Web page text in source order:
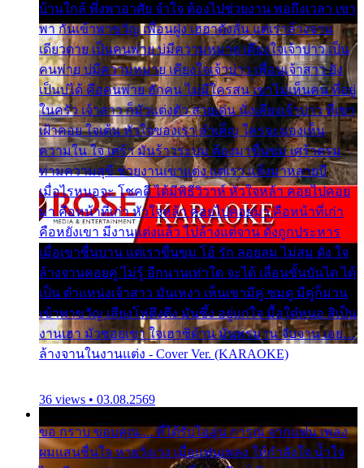
บ้านใกล้ พึ่งพาอาศัย จำใจ ต้องไปช่วยงาน พอถึงเวลา เขา
พา กันเข้าพาขวัญ เพื่อนฝูง เฮฮาดังลั่น แต่เราล้างจาน
เดียวดาย เป็นคนพ่าย บ่มีความหมาย เคียงใจเจ้าบ่าว เป็น
คนพ่าย บ่มีความหมาย เคียงใจเจ้าบ่าว เพื่อนเจ้าสาว ยัง
เป็นบ่ได้ คือคนพ่าย ฮักคน ไม่มีใครสน เขาไม่เห็นคน ที่อยู่
ในครัว เจ้าสาว ก็มัวแต่งตัว สวยเด่น นั่งเคียงเจ้าบ่าว ที่เขา
เฝ้าคอย ใจเต้น หัวใจของเรา ลำเค็ญ ใครจะมองเห็น
ความใน ใจ เศร้า มันร้าวระบม ต้องมาขื่นขม เศร้าตรม
ท่ามความสุขี ช่วยงานเขาแต่ง แต่เรา แล้งมาหลายปี
เมื่อไรหนอจะ โชคดี ได้มีพิธีวิวาห์ หัวใจหล้า คอยไปคอย
มา คือหน้าที่เก่า หัวใจหล้า คอยไปคอยมา คือหน้าที่เก่า
คือหยังเขา มีงานแต่งแล้ว ไปล้างแต่จาน ดั่งถูกประหาร
เมื่อเขาชื่นบาน แต่เราขื่นขม โอ้ รัก ลอยลม ไม่สม ดัง ใจ
ล้างจานคอยคู่ ไม่รู้ อีกนานเท่าใด จะได้ เลื่อนขั้นบันได ได้
เป็น ตำแหน่งเจ้าสาว มันเหงา เห็นเขามีคู่ ซมดู มีคู่ก็ม่วน
เข้าพาขวัญ เสียงโห่ตึงตึง มันซึ้ง อยู่แก่ใจ มื้อใด๋หนอ สิเป็น
งานเฮา มัวซอยเขา ใจเฮาซิด้าน มันทรมาน จับจาน เอย…
ล้างจานในงานแต่ง - Cover Ver. (KARAOKE)
36 views • 03.08.2569
ขอ กราบ ขอบคุณ.... ที่ได้รับไออุ่น การุณ จากแฟน เพลง
ผมแสนชื่นใจ หายวังเวง เมื่อแฟนเพลง ให้กำลังใจ น้ำใจ